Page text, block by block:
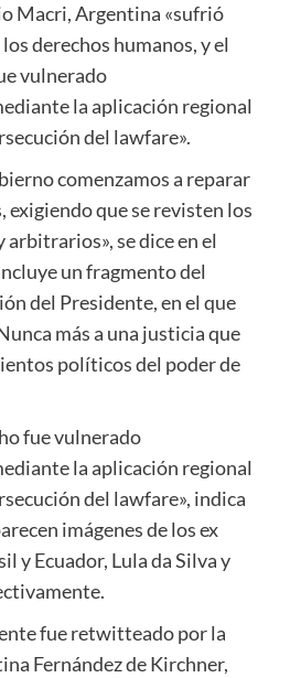
Macri, Argentina «sufrió
derechos humanos, y el
vulnerado
la aplicación regional
del lawfare».
comenzamos a reparar
exigiendo que se revisten los
se dice en el
un fragmento del
del Presidente, en el que
más a una justicia que
políticos del poder de
fue vulnerado
la aplicación regional
del lawfare», indica
imágenes de los ex
y Ecuador, Lula da Silva y
fue retwitteado por la
Fernández de Kirchner,